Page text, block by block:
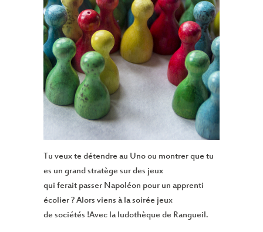
Tu veux te détendre au Uno ou montrer que tu
es un grand stratège sur des jeux
qui ferait passer Napoléon pour un apprenti
écolier ? Alors viens à la soirée jeux
de sociétés !Avec la ludothèque de Rangueil.